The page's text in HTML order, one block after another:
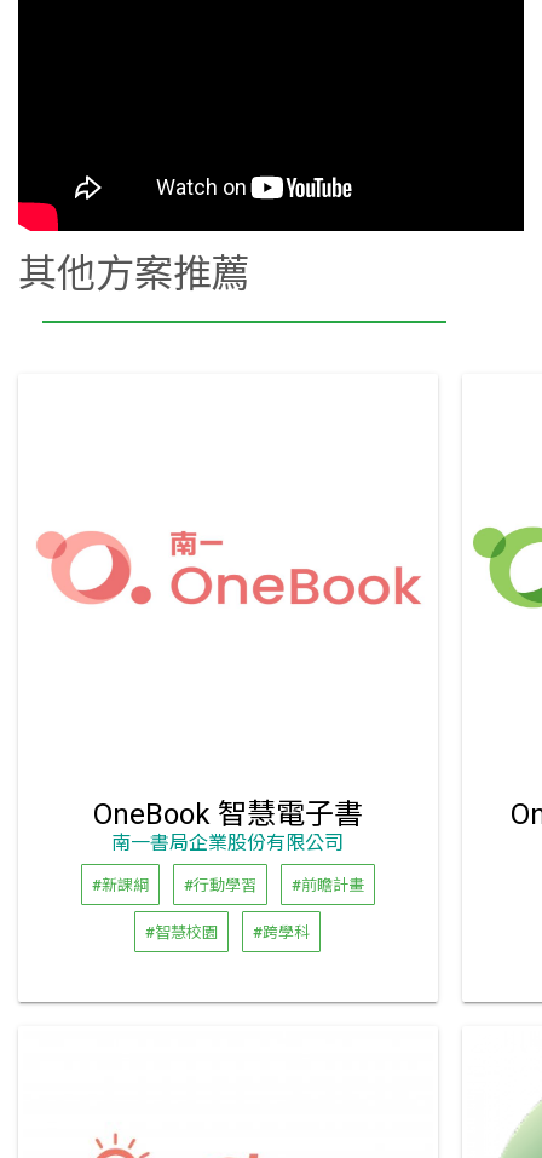
其他方案推薦
OneBook 智慧電子書
南一書局企業股份有限公司
#新課綱 #行動學習 #前瞻計畫
#智慧校園 #跨學科